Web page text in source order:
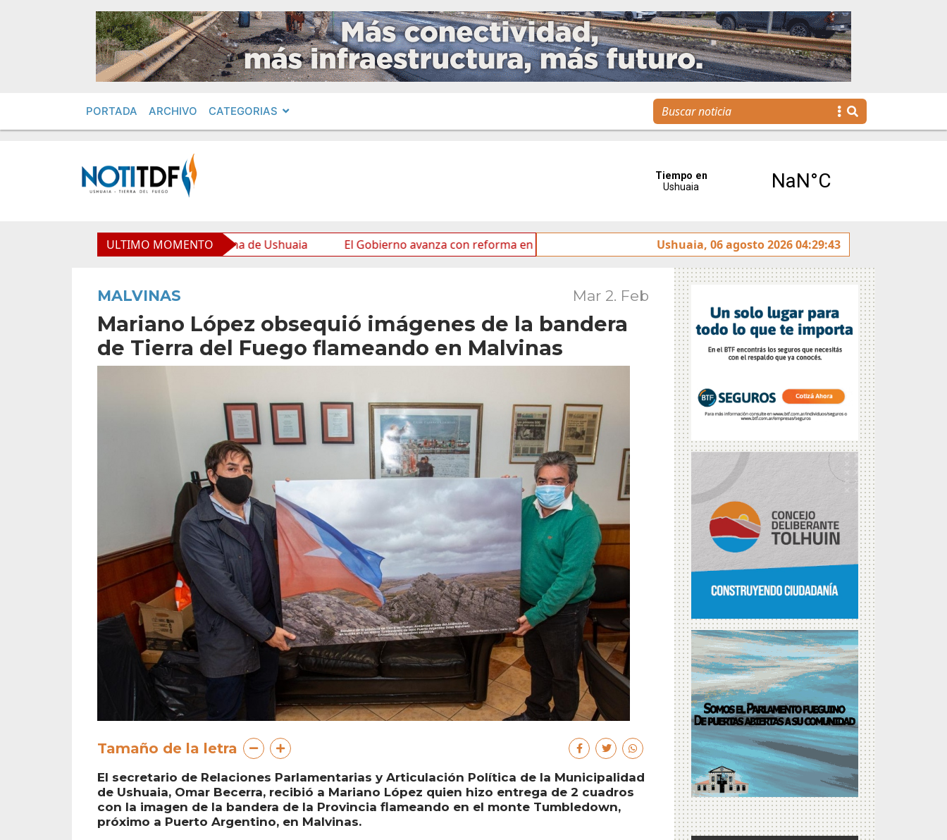
PORTADA ARCHIVO CATEGORIAS
ULTIMO MOMENTO
equipamiento para la Nueva Usina de Ushuaia El Gobierno avanza con reforma en el Senado Ideas de los jóvenes llegan a la gestión pública a través de una
Ushuaia, 06 agosto 2026 04:29:43
MALVINAS Mar 2. Feb
Mariano López obsequió imágenes de la bandera
de Tierra del Fuego flameando en Malvinas
Tamaño de la letra
El secretario de Relaciones Parlamentarias y Articulación Política de la Municipalidad
de Ushuaia, Omar Becerra, recibió a Mariano López quien hizo entrega de 2 cuadros
con la imagen de la bandera de la Provincia flameando en el monte Tumbledown,
próximo a Puerto Argentino, en Malvinas.